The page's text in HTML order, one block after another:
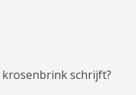
krosenbrink schrijft?